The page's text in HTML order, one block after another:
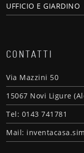
UFFICIO E GIARDINO
CONTATTI
Via Mazzini 50
15067 Novi Ligure
Tel: 0143 741781
Mail: